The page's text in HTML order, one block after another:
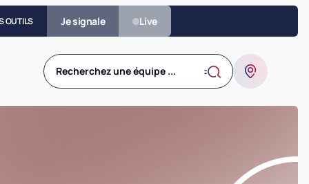
OUTILS Je signale Live
Recherchez une équipe ...